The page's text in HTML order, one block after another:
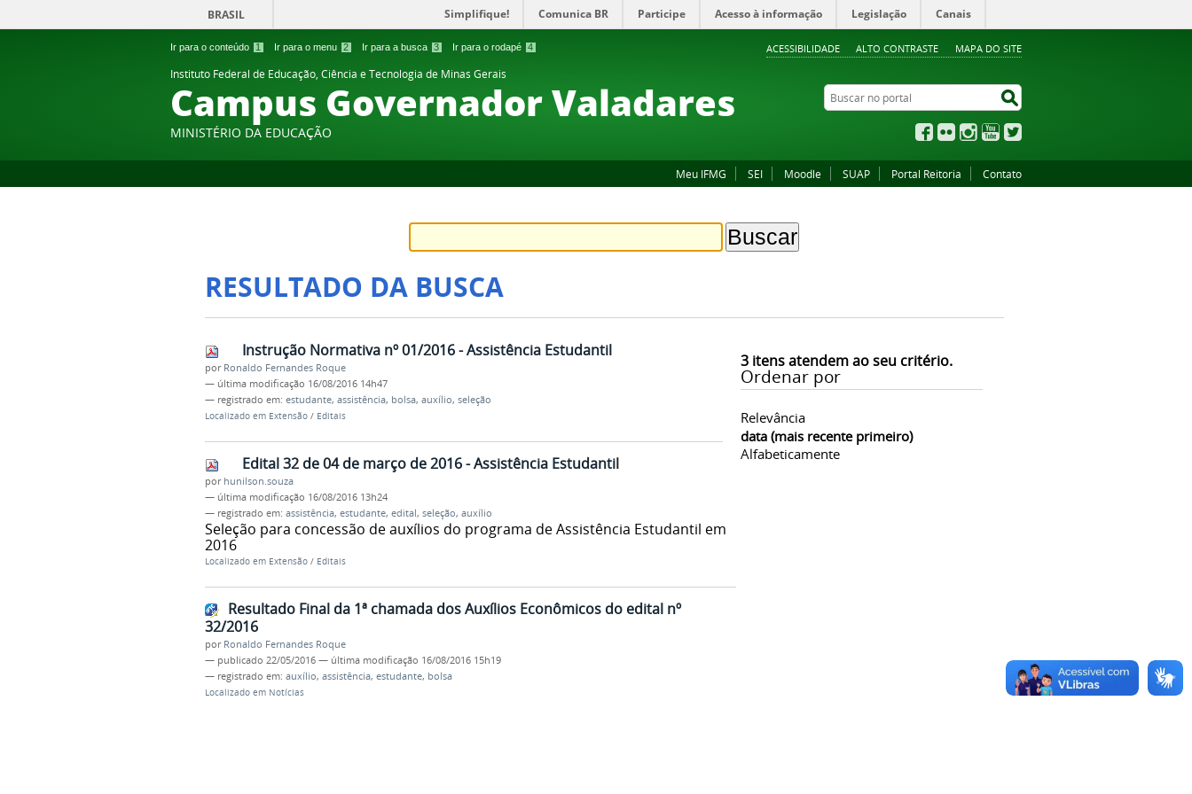
Ir para o conteúdo 1 Ir para o menu 2 Ir para a busca 3 Ir para o rodapé 4 ACESSIBILIDADE ALTO CONTRASTE MAPA DO SITE
BRASIL Simplifique! Comunica BR Participe Acesso à informação Legislação Canais
Instituto Federal de Educação, Ciência e Tecnologia de Minas Gerais
Campus Governador Valadares
MINISTÉRIO DA EDUCAÇÃO
Buscar no portal
Facebook
Flickr InstagramYouTube
Meu IFMG SEI Moodle SUAP Portal Reitoria Contato
RESULTADO DA BUSCA
3itens atendem ao seu critério.
Ordenar por
Relevância
data (mais recente primeiro)
Alfabeticamente
Instrução Normativa nº 01/2016 - Assistência Estudantil
por Ronaldo Fernandes Roque
— última modificação 16/08/2016 14h47
— registrado em: estudante, assistência, bolsa, auxílio, seleção
Localizado em Extensão / Editais
Edital 32 de 04 de março de 2016 - Assistência Estudantil
por hunilson.souza
— última modificação 16/08/2016 13h24
— registrado em: assistência, estudante, edital, seleção, auxílio
Seleção para concessão de auxílios do programa de Assistência Estudantil em
2016
Localizado em Extensão / Editais
Resultado Final da 1ª chamada dos Auxílios Econômicos do edital nº
32/2016
por Ronaldo Fernandes Roque
— publicado 22/05/2016 — última modificação 16/08/2016 15h19
— registrado em: auxílio, assistência, estudante, bolsa
Localizado em Notícias